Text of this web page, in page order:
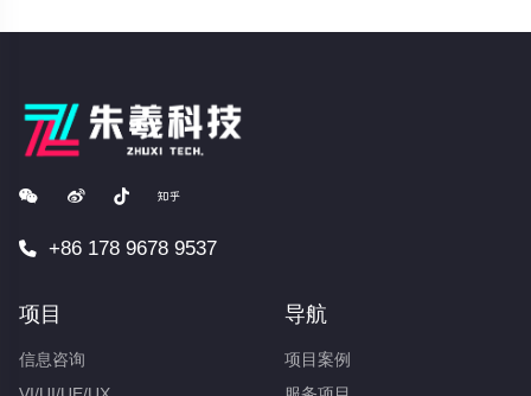
+86 178 9678 9537
项目
信息咨询
导航
项目案例